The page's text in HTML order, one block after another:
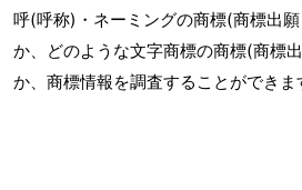
呼(呼称)・ネーミングの商標(商標出
か、どのような文字商標の商標(商標
か、商標情報を調査することができま